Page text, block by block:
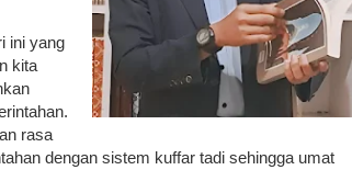
ini yang
kita
rasa
dengan sistem kuffar tadi sehingga umat